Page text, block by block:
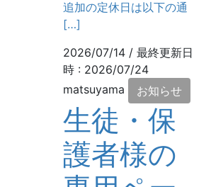
追加の定休日は以下の通
[…]
2026/07/14 / 最終更新日
時 : 2026/07/24
matsuyama
お知らせ
生徒・保
護者様の